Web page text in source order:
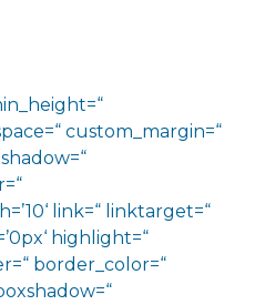
custom_margin=“
link=“ linktarget=“
highlight=“
border_color=“